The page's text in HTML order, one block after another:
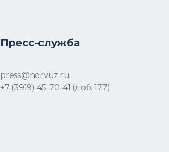
Пресс-служба
press@norvuz.ru
+7 (3919) 45-70-41 (доб. 177)